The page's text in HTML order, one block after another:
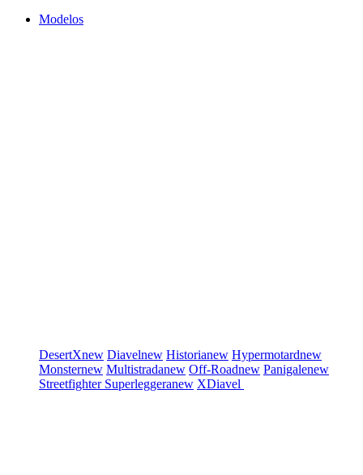
Modelos
DesertXnew Diavelnew Historianew Hypermotardnew
Monsternew Multistradanew Off-Roadnew Panigalenew
Streetfighter Superleggeranew XDiavel